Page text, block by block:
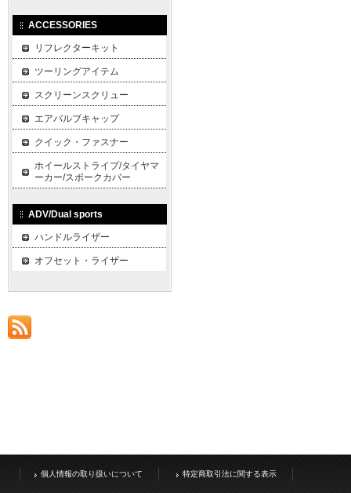
ACCESSORIES
リフレクターキット
ツーリングアイテム
スクリーンスクリュー
エアバルブキャップ
クイック・ファスナー
ホイールストライプ/タイヤマ
ーカー/スポークカバー
ADV/Dual sports
ハンドルライザー
オフセット・ライザー
個人情報の取り扱いについて 特定商取引法に関する表示